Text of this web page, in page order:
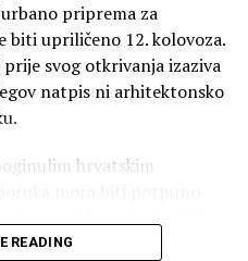
priprema za
biti upriličeno 12. kolovoza.
prije svog otkrivanja izaziva
natpis ni arhitektonsko
hrvatskim
se njima podiže spomenik,
READING